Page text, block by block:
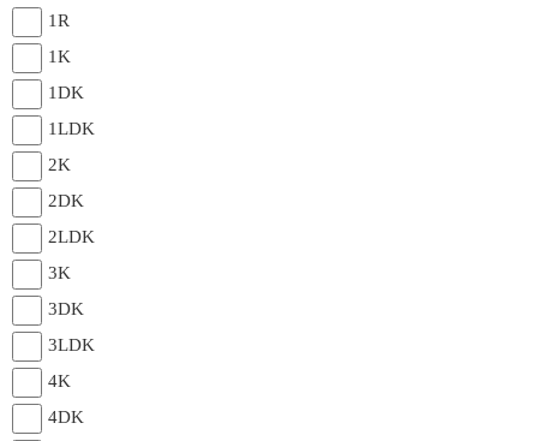
1R
1K
1DK
1LDK
2K
2DK
2LDK
3K
3DK
3LDK
4K
4DK